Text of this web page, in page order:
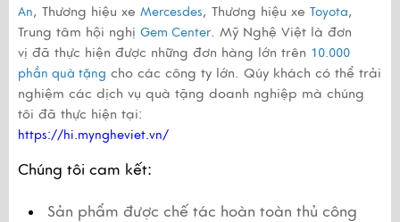
An, Thương hiệu xe Mercesdes, Thương hiệu xe Toyota,
Trung tâm hội nghị Gem Center. Mỹ Nghệ Việt là đơn
vị đã thực hiện được những đơn hàng lớn trên 10.000
phần quà tặng cho các công ty lớn. Qúy khách có thể trải
nghiệm các dịch vụ quà tặng doanh nghiệp mà chúng
tôi đã thực hiện tại:
https://hi.myngheviet.vn/
Chúng tôi cam kết:
Sản phẩm được chế tác hoàn toàn thủ công